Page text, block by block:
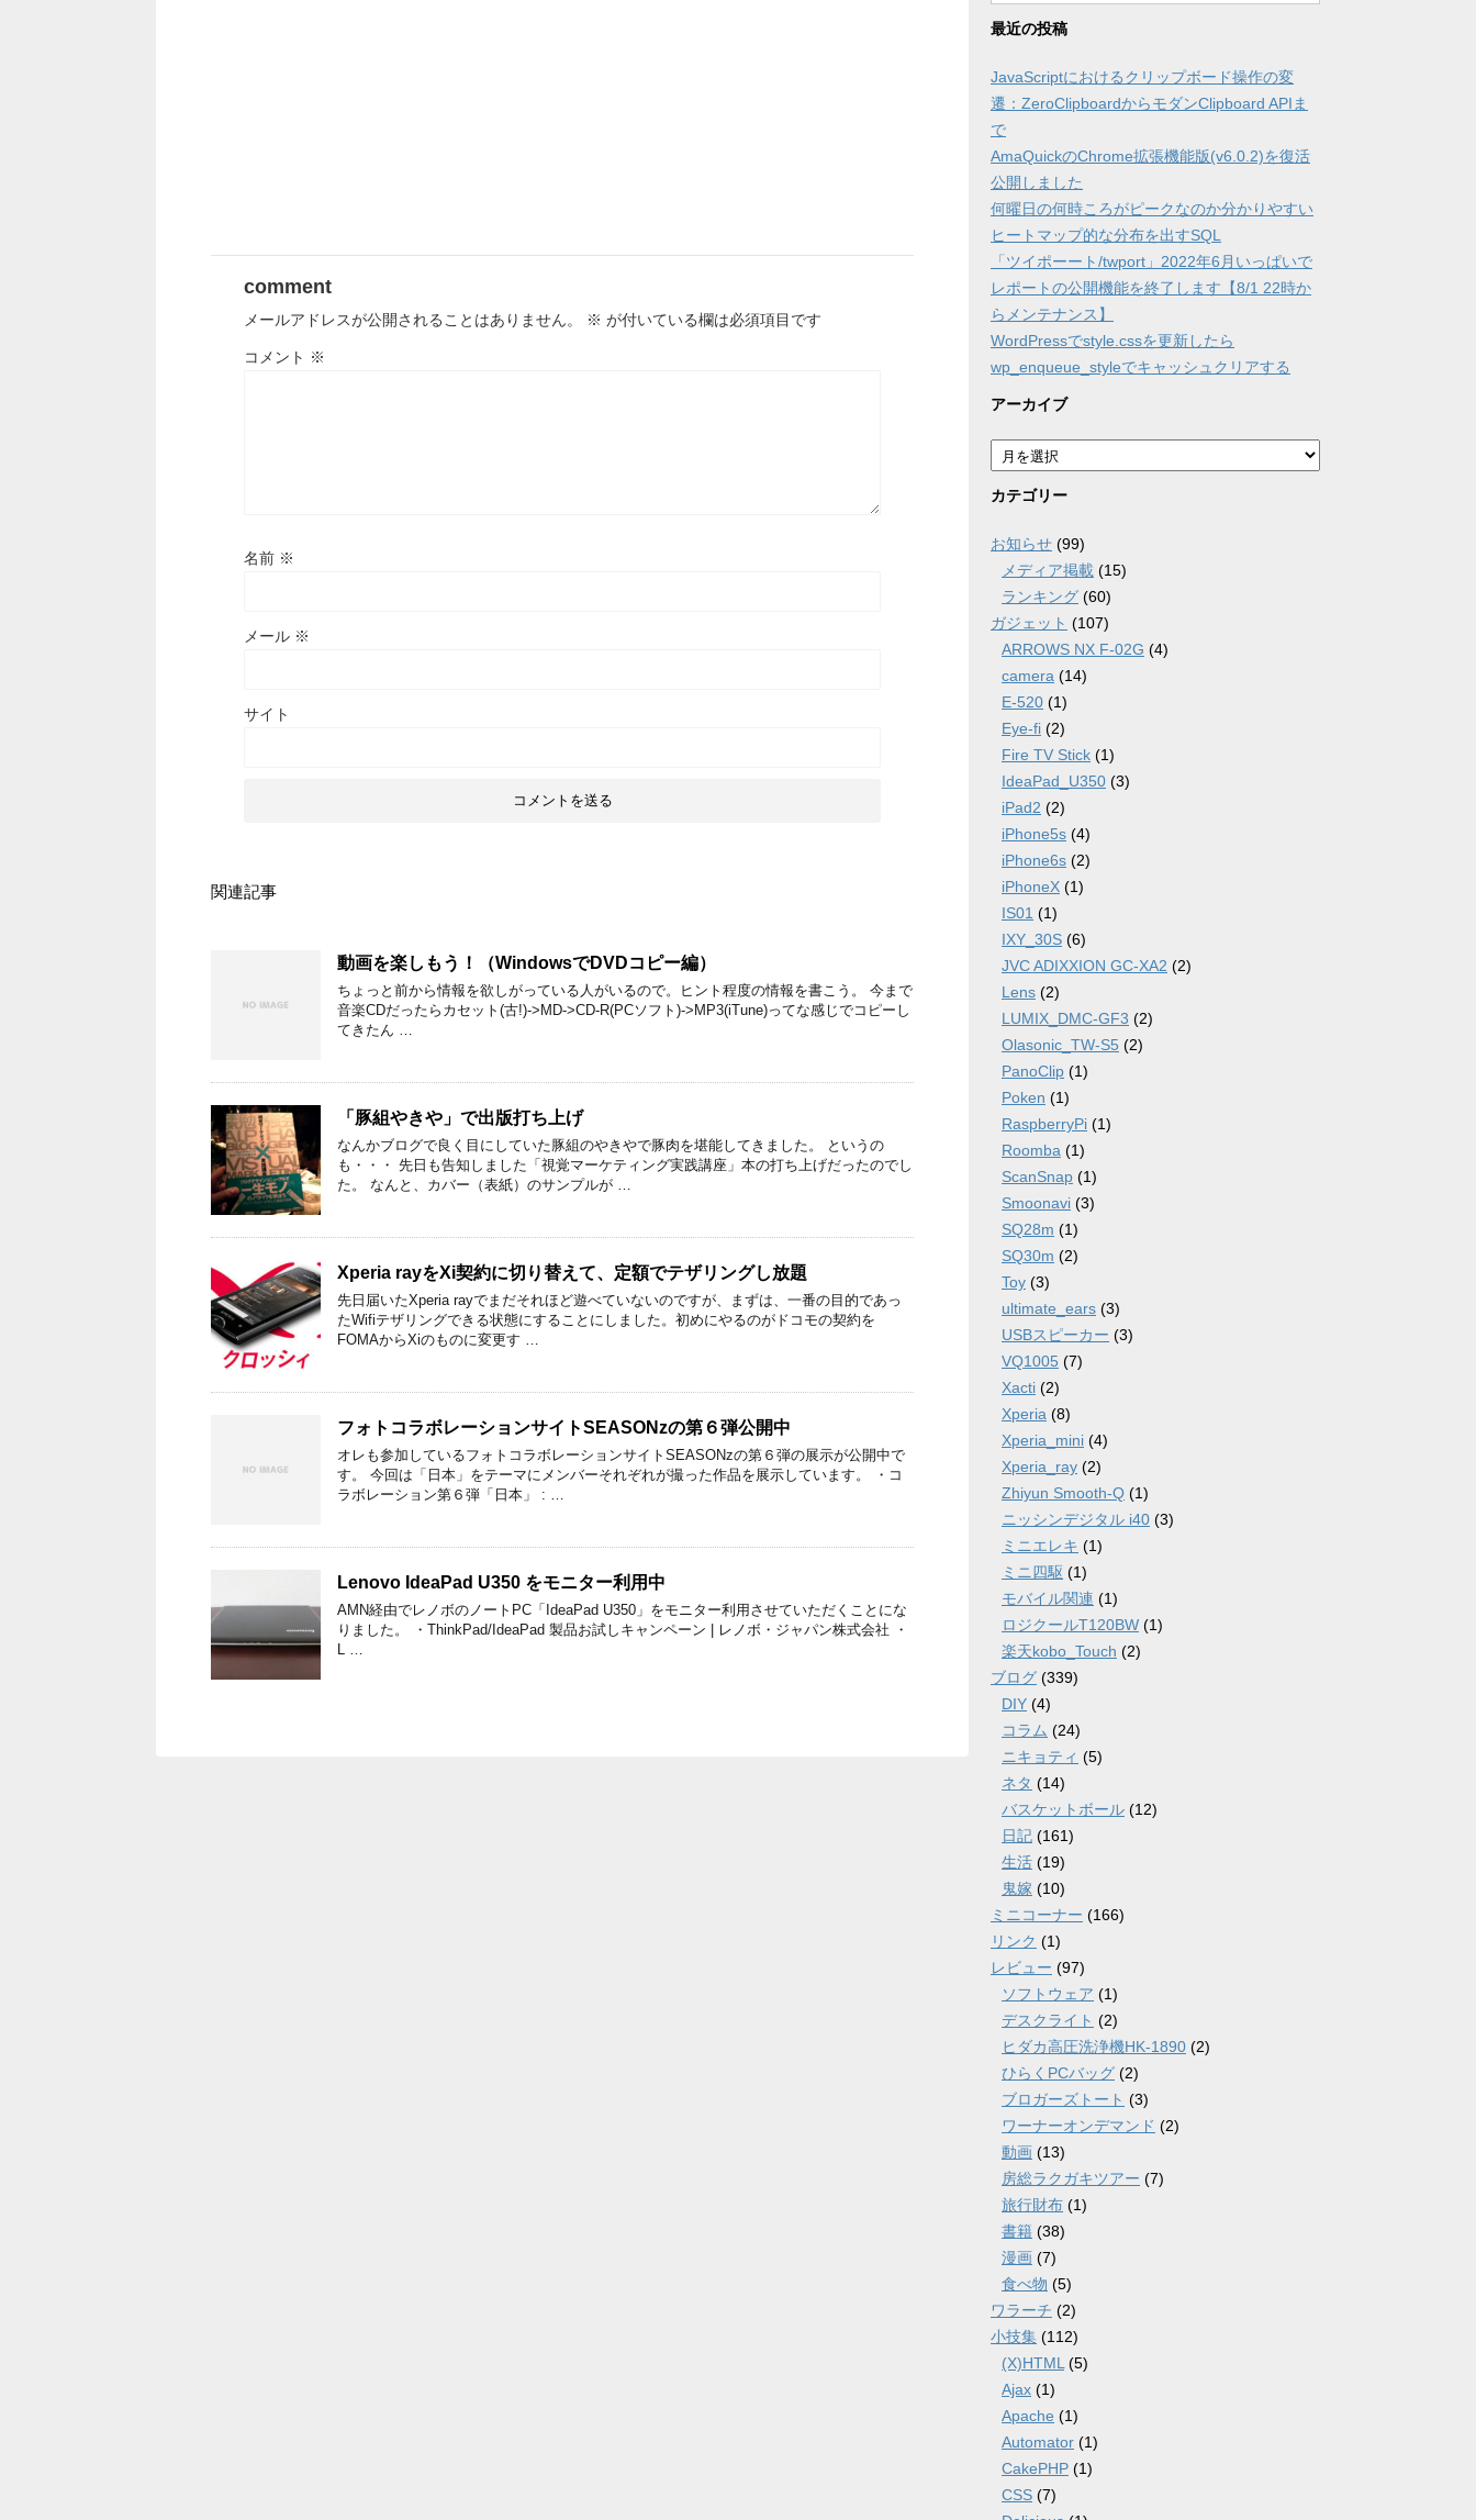
comment
メールアドレスが公開されることはありません。 ※ が付いている欄は必須項目です
コメント ※
名前 ※
メール ※
サイト
関連記事
動画を楽しもう！（WindowsでDVDコピー編）
ちょっと前から情報を欲しがっている人がいるので。ヒント程度の情報を書こう。 今まで
音楽CDだったらカセット(古!)->MD->CD-R(PCソフト)->MP3(iTune)ってな感じでコピーし
てきたん …
「豚組やきや」で出版打ち上げ
なんかブログで良く目にしていた豚組のやきやで豚肉を堪能してきました。 というの
も・・・ 先日も告知しました「視覚マーケティング実践講座」本の打ち上げだったのでし
た。 なんと、カバー（表紙）のサンプルが …
Xperia rayをXi契約に切り替えて、定額でテザリングし放題
先日届いたXperia rayでまだそれほど遊べていないのですが、まずは、一番の目的であっ
たWifiテザリングできる状態にすることにしました。初めにやるのがドコモの契約を
FOMAからXiのものに変更す …
フォトコラボレーションサイトSEASONzの第６弾公開中
オレも参加しているフォトコラボレーションサイトSEASONzの第６弾の展示が公開中で
す。 今回は「日本」をテーマにメンバーそれぞれが撮った作品を展示しています。 ・コ
ラボレーション第６弾「日本」 : …
Lenovo IdeaPad U350 をモニター利用中
AMN経由でレノボのノートPC「IdeaPad U350」をモニター利用させていただくことにな
りました。 ・ThinkPad/IdeaPad 製品お試しキャンペーン | レノボ・ジャパン株式会社 ・
L …
最近の投稿
JavaScriptにおけるクリップボード操作の変
遷：ZeroClipboardからモダンClipboard APIま
で
AmaQuickのChrome拡張機能版(v6.0.2)を復活
公開しました
何曜日の何時ころがピークなのか分かりやすい
ヒートマップ的な分布を出すSQL
「ツイポーート/twport」2022年6月いっぱいで
レポートの公開機能を終了します【8/1 22時か
らメンテナンス】
WordPressでstyle.cssを更新したら
wp_enqueue_styleでキャッシュクリアする
アーカイブ
ア
ー
カ
ブ
カテゴリー
お知らせ (99)
メディア掲載 (15)
ランキング (60)
ガジェット (107)
ARROWS NX F-02G (4)
camera (14)
E-520 (1)
Eye-fi (2)
Fire TV Stick (1)
IdeaPad_U350 (3)
iPad2 (2)
iPhone5s (4)
iPhone6s (2)
iPhoneX (1)
IS01 (1)
IXY_30S (6)
JVC ADIXXION GC-XA2 (2)
Lens (2)
LUMIX_DMC-GF3 (2)
Olasonic_TW-S5 (2)
PanoClip (1)
Poken (1)
RaspberryPi (1)
Roomba (1)
ScanSnap (1)
Smoonavi (3)
SQ28m (1)
SQ30m (2)
Toy (3)
ultimate_ears (3)
USBスピーカー (3)
VQ1005 (7)
Xacti (2)
Xperia (8)
Xperia_mini (4)
Xperia_ray (2)
Zhiyun Smooth-Q (1)
ニッシンデジタル i40 (3)
ミニエレキ (1)
ミニ四駆 (1)
モバイル関連 (1)
ロジクールT120BW (1)
楽天kobo_Touch (2)
ブログ (339)
DIY (4)
コラム (24)
ニキョティ (5)
ネタ (14)
バスケットボール (12)
日記 (161)
生活 (19)
鬼嫁 (10)
ミニコーナー (166)
リンク (1)
レビュー (97)
ソフトウェア (1)
デスクライト (2)
ヒダカ高圧洗浄機HK-1890 (2)
ひらくPCバッグ (2)
ブロガーズトート (3)
ワーナーオンデマンド (2)
動画 (13)
房総ラクガキツアー (7)
旅行財布 (1)
書籍 (38)
漫画 (7)
食べ物 (5)
ワラーチ (2)
小技集 (112)
(X)HTML (5)
Ajax (1)
Apache (1)
Automator (1)
CakePHP (1)
CSS (7)